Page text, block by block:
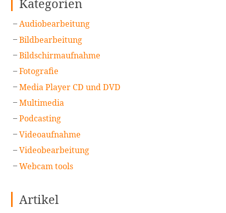
Kategorien
Audiobearbeitung
Bildbearbeitung
Bildschirmaufnahme
Fotografie
Media Player CD und DVD
Multimedia
Podcasting
Videoaufnahme
Videobearbeitung
Webcam tools
Artikel